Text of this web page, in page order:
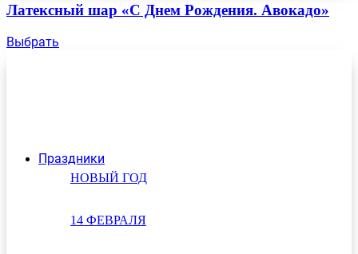
Праздники
НОВЫЙ ГОД
14 ФЕВРАЛЯ
Латексный шар «С Днем Рождения. Авокадо»
Выбрать